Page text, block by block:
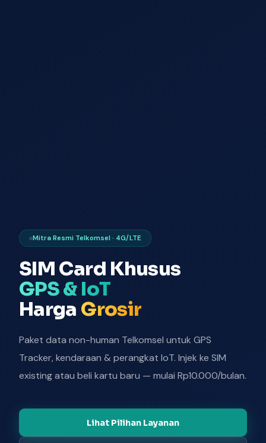
Mitra Resmi Telkomsel · 4G/LTE
SIM Card Khusus
GPS & IoT
Harga Grosir
Paket data non-human Telkomsel untuk GPS
Tracker, kendaraan & perangkat IoT. Injek ke SIM
existing atau beli kartu baru — mulai Rp10.000/bulan.
Lihat Pilihan Layanan